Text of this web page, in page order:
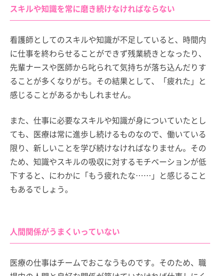
スキルや知識を常に磨き続けなければならない
看護師としてのスキルや知識が不足していると、時間内
に仕事を終わらせることができず残業続きとなったり、
先輩ナースや医師から叱られて気持ちが落ち込んだりす
ることが多くなりがち。その結果として、「疲れた」と
感じることがあるかもしれません。
また、仕事に必要なスキルや知識が身についていたとし
ても、医療は常に進歩し続けるものなので、働いている
限り、新しいことを学び続けなければなりません。その
ため、知識やスキルの吸収に対するモチベーションが低
下すると、にわかに「もう疲れたな……」と感じること
もあるでしょう。
人間関係がうまくいっていない
医療の仕事はチームでおこなうものです。そのため、職